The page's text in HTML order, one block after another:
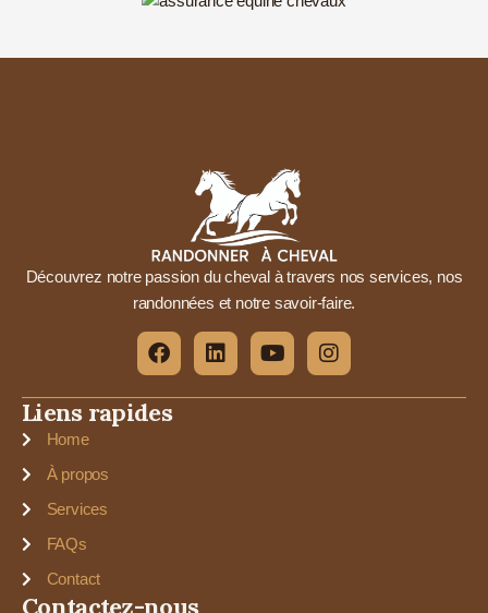
Découvrez notre passion du cheval à travers nos services, nos
randonnées et notre savoir-faire.
Liens rapides
Home
À propos
Services
FAQs
Contact
Contactez-nous